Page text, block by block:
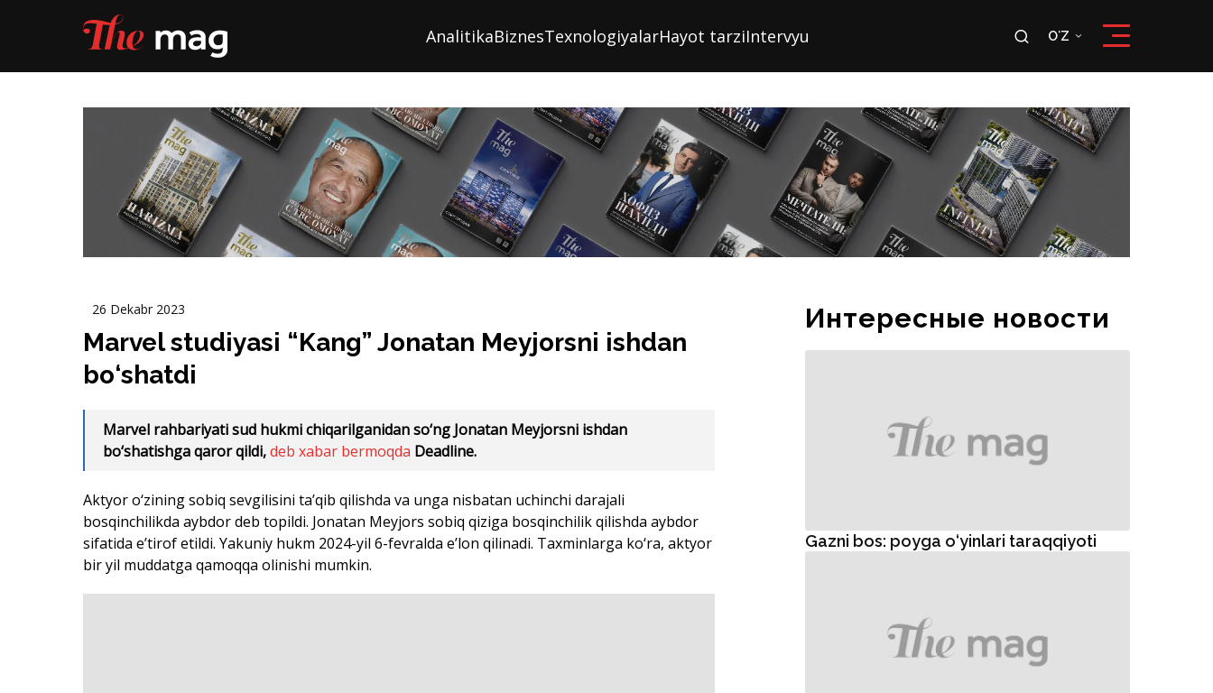
AnalitikaBiznesTexnologiyalarHayot tarziIntervyu OʻZ
26 Dekabr 2023
Marvel studiyasi “Kang” Jonatan Meyjorsni ishdan
bo‘shatdi
Marvel rahbariyati sud hukmi chiqarilganidan so‘ng Jonatan Meyjorsni ishdan
bo‘shatishga qaror qildi,deb xabar bermoqda Deadline.
Aktyor o‘zining sobiq sevgilisini ta’qib qilishda va unga nisbatan uchinchi darajali
bosqinchilikda aybdor deb topildi. Jonatan Meyjors sobiq qiziga bosqinchilik qilishda aybdor
sifatida e’tirof etildi. Yakuniy hukm 2024-yil 6-fevralda e’lon qilinadi. Taxminlarga ko‘ra, aktyor
bir yil muddatga qamoqqa olinishi mumkin.
Интересные новости
Gazni bos: poyga o‘yinlari taraqqiyoti